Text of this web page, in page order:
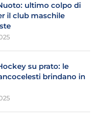
ultimo colpo di
il club maschile
su prato: le
brindano in